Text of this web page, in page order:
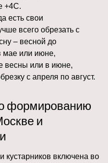
+4C.
есть свои
всего обрезать с
– весной до
мае или июне,
весны или в июне,
с апреля по август.
формированию
и
кустарников включена во